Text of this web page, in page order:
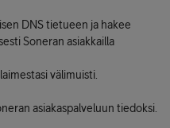
DNS tietueen ja hakee
Soneran asiakkailla
välimuisti.
asiakaspalveluun tiedoksi.